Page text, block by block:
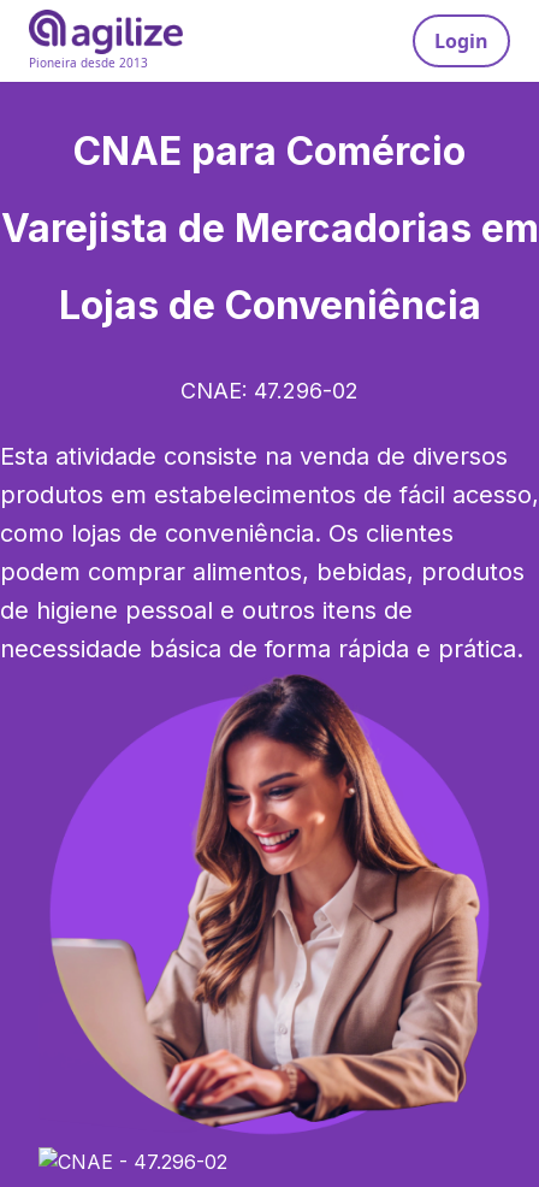
Pioneira desde 2013
Login
CNAE para Comércio
Varejista de Mercadorias em
Lojas de Conveniência
CNAE: 47.296-02
Esta atividade consiste na venda de diversos
produtos em estabelecimentos de fácil acesso,
como lojas de conveniência. Os clientes
podem comprar alimentos, bebidas, produtos
de higiene pessoal e outros itens de
necessidade básica de forma rápida e prática.